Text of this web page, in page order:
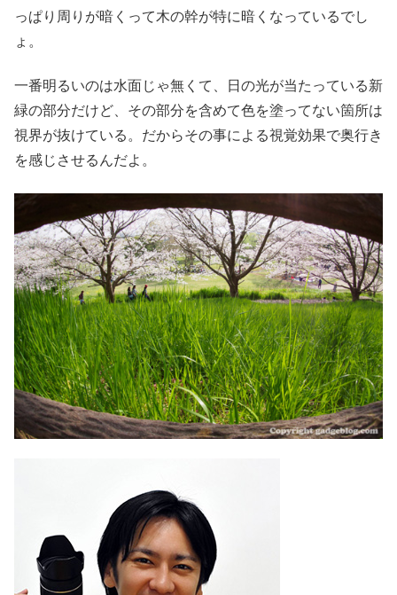
っぱり周りが暗くって木の幹が特に暗くなっているでし
ょ。
一番明るいのは水面じゃ無くて、日の光が当たっている新
緑の部分だけど、その部分を含めて色を塗ってない箇所は
視界が抜けている。だからその事による視覚効果で奥行き
を感じさせるんだよ。